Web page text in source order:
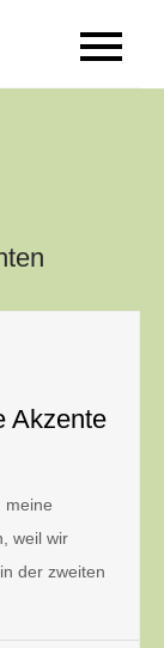
Akzente
meine
weil wir
der zweiten